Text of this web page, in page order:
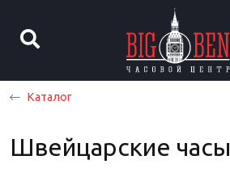
Каталог
Швейцарские часы